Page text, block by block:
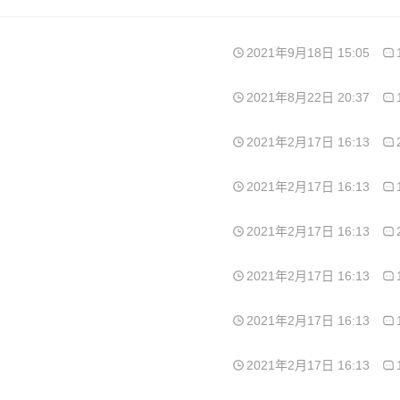
2021年9月18日 15:05
2021年8月22日 20:37
2021年2月17日 16:13
2021年2月17日 16:13
2021年2月17日 16:13
2021年2月17日 16:13
2021年2月17日 16:13
2021年2月17日 16:13